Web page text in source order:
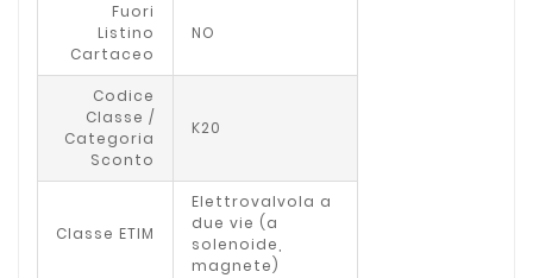
Fuori
Listino
Cartaceo
NO
Codice
Classe /
Categoria
Sconto
K20
Classe ETIM
Elettrovalvola a
due vie (a
solenoide,
magnete)